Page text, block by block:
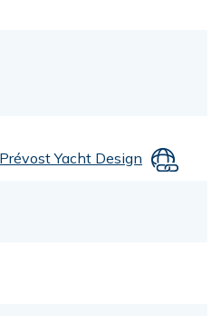
Yacht Design